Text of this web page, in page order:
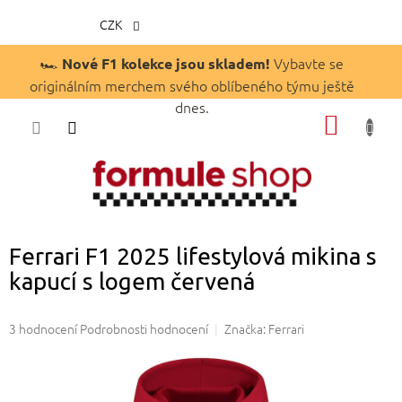
obsah
🏎️ Nové F1 kolekce jsou skladem! Vybavte se
originálním merchem svého oblíbeného týmu ještě
dnes.
CZK
Ferrari F1 2025 lifestylová mikina s
kapucí s logem červená
Průměrné
3 hodnocení Podrobnosti hodnocení Značka: Ferrari